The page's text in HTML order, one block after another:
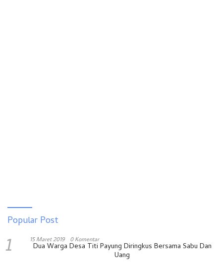
Popular Post
1 15 Maret 2019 0 Komentar
Dua Warga Desa Titi Payung Diringkus Bersama Sabu Dan
Uang